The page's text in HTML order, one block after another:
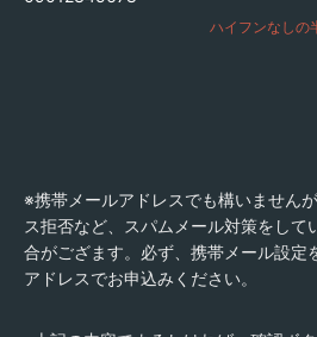
ハイフンなしの
※携帯メールアドレスでも構いません
ス拒否など、スパムメール対策をして
合がござます。必ず、携帯メール設定
アドレスでお申込みください。